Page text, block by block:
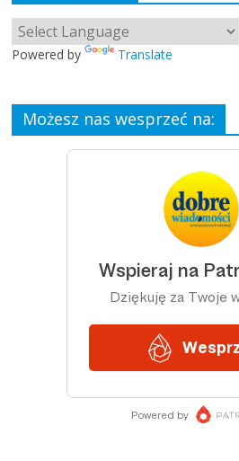
Powered by Translate
Możesz nas wesprzeć na: